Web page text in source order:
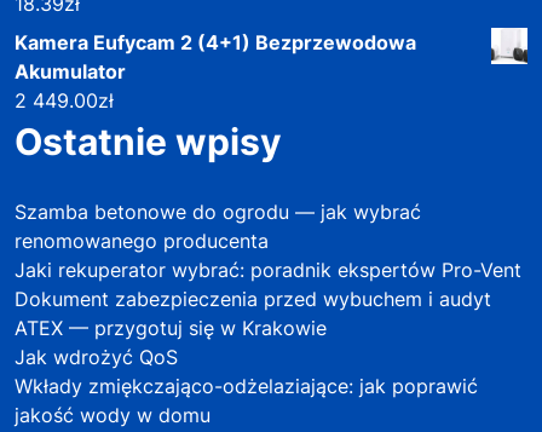
Kamera Eufycam 2 (4+1) Bezprzewodowa
Akumulator
2 449.00zł
Ostatnie wpisy
Szamba betonowe do ogrodu — jak wybrać
renomowanego producenta
Jaki rekuperator wybrać: poradnik ekspertów Pro-Vent
Dokument zabezpieczenia przed wybuchem i audyt
ATEX — przygotuj się w Krakowie
Jak wdrożyć QoS
Wkłady zmiękczająco-odżelaziające: jak poprawić
jakość wody w domu